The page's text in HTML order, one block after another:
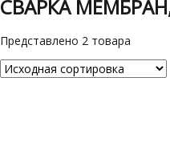
СВАРКА
Представлено 2 товара